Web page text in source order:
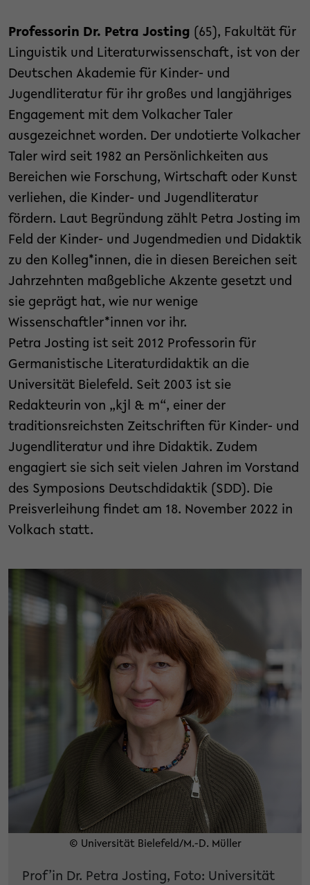
Professorin Dr. Petra Josting (65), Fakultät für
Linguistik und Literaturwissenschaft, ist von der
Deutschen Akademie für Kinder- und
Jugendliteratur für ihr großes und langjähriges
Engagement mit dem Volkacher Taler
ausgezeichnet worden. Der undotierte Volkacher
Taler wird seit 1982 an Persönlichkeiten aus
Bereichen wie Forschung, Wirtschaft oder Kunst
verliehen, die Kinder- und Jugendliteratur
fördern. Laut Begründung zählt Petra Josting im
Feld der Kinder- und Jugendmedien und Didaktik
zu den Kolleg*innen, die in diesen Bereichen seit
Jahrzehnten maßgebliche Akzente gesetzt und
sie geprägt hat, wie nur wenige
Wissenschaftler*innen vor ihr.
Petra Josting ist seit 2012 Professorin für
Germanistische Literaturdidaktik an die
Universität Bielefeld. Seit 2003 ist sie
Redakteurin von „kjl & m“, einer der
traditionsreichsten Zeitschriften für Kinder- und
Jugendliteratur und ihre Didaktik. Zudem
engagiert sie sich seit vielen Jahren im Vorstand
des Symposions Deutschdidaktik (SDD). Die
Preisverleihung findet am 18. November 2022 in
Volkach statt.
© Universität Bielefeld/M.-D. Müller
Prof’in Dr. Petra Josting, Foto: Universität